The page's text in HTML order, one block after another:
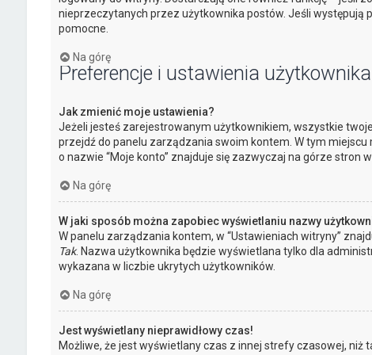
nieprzeczytanych przez użytkownika postów. Jeśli
pomocne.
Na górę
Preferencje i ustawienia użytkownika
Jak zmienić moje ustawienia?
Jeżeli jesteś zarejestrowanym użytkownikiem, wszystkie
przejdź do panelu zarządzania swoim kontem. W tym
o nazwie “Moje konto” znajduje się zazwyczaj na górze stron
Na górę
W jaki sposób można zapobiec wyświetlaniu nazwy
W panelu zarządzania kontem, w “Ustawieniach witryny”
Tak. Nazwa użytkownika będzie wyświetlana tylko dla
wykazana w liczbie ukrytych użytkowników.
Na górę
Jest wyświetlany nieprawidłowy czas!
Możliwe, że jest wyświetlany czas z innej strefy czasowej, niż